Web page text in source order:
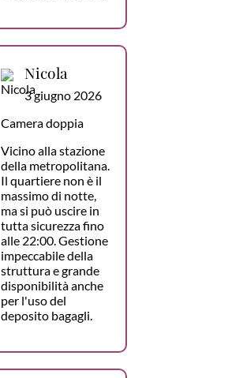
Nicola
3 giugno 2026
Camera doppia
Vicino alla stazione
della metropolitana.
Il quartiere non è il
massimo di notte,
ma si può uscire in
tutta sicurezza fino
alle 22:00. Gestione
impeccabile della
struttura e grande
disponibilità anche
per l'uso del
deposito bagagli.